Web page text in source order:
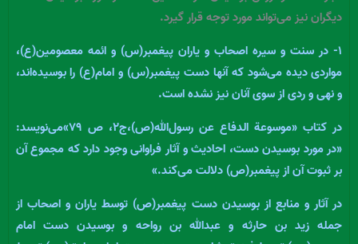
دیگران نیز می‌تواند مورد توجه قرار گیرد.
۱- در سنت و سیره اصحاب و یاران پیغمبر(س) و ائمه معصومین(ع)،
مواردی دیده می‌شود که آنها دست پیغمبر(س) و امام(ع) را بوسیده‌اند،
و نهی و ردی از سوی آنان نیز نشده است.
در کتاب «موسوعة الدفاع عن رسول‌الله(ص)،ج۲، ص ۷۹‌»می‌نویسد:
«در مورد بوسیدن دست، احادیث و آثار فراوانی وجود دارد که مجموع آن
بر ثبوت آن از پیغمبر(ص) دلالت می‌کند.»
در آثار و منابع از بوسیدن دست پیغمبر(ص) توسط یاران و اصحاب از
جمله زید بن حارثه و عبدالله بن رواحه و بوسیدن دست امام